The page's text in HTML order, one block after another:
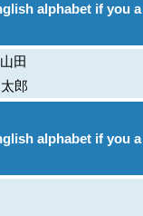
alphabet if you a
田
太郎
alphabet if you a